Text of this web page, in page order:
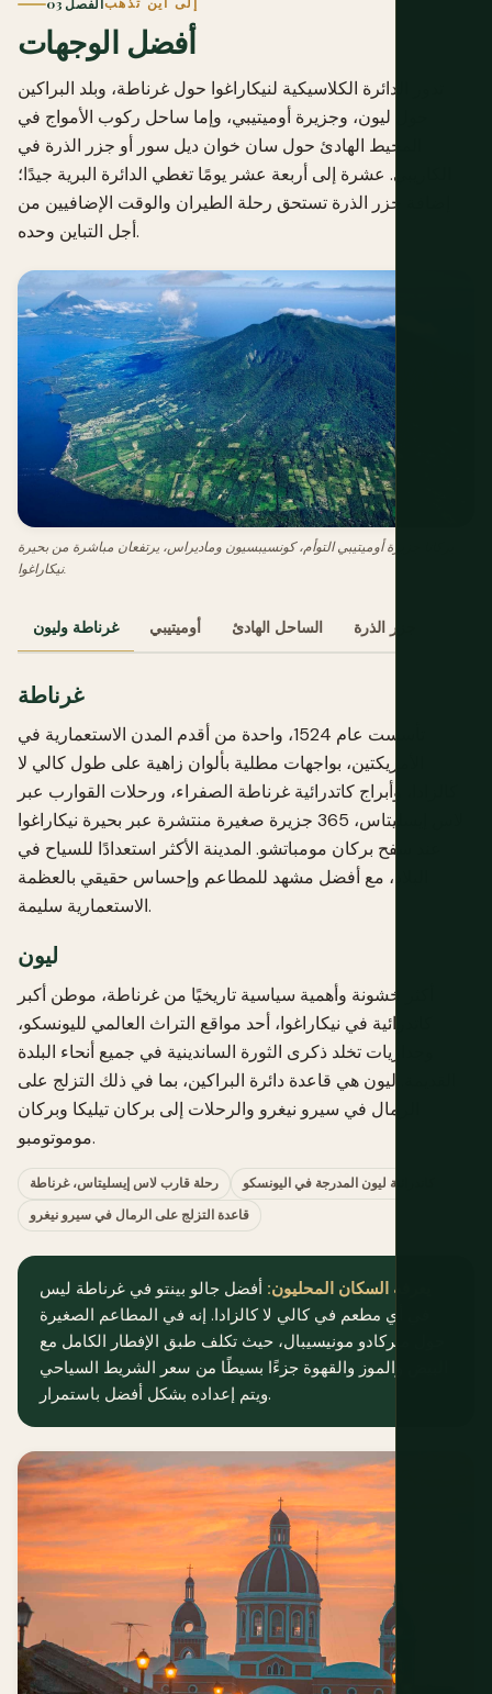
أفضل الوجهات
تدور الدائرة الكلاسيكية لنيكاراغوا حول غرناطة، وبلد البراكين
حول ليون، وجزيرة أوميتيبي، وإما ساحل ركوب الأمواج في
المحيط الهادئ حول سان خوان ديل سور أو جزر الذرة في
الكاريبي. عشرة إلى أربعة عشر يومًا تغطي الدائرة البرية جيدًا؛
إضافة جزر الذرة تستحق رحلة الطيران والوقت الإضافيين من
أجل التباين وحده.
بركانا جزيرة أوميتيبي التوأم، كونسيبسيون وماديراس، يرتفعان مباشرة من بحيرة
نيكاراغوا.
غرناطة وليون أوميتيبي الساحل الهادئ جزر الذرة
غرناطة
تأسست عام 1524، واحدة من أقدم المدن الاستعمارية في
الأمريكتين، بواجهات مطلية بألوان زاهية على طول كالي لا
كالزادا، وأبراج كاتدرائية غرناطة الصفراء، ورحلات القوارب عبر
لاس إيسليتاس، 365 جزيرة صغيرة منتشرة عبر بحيرة نيكاراغوا
عند سفح بركان مومباتشو. المدينة الأكثر استعدادًا للسياح في
البلاد، مع أفضل مشهد للمطاعم وإحساس حقيقي بالعظمة
الاستعمارية سليمة.
ليون
أكثر خشونة وأهمية سياسية تاريخيًا من غرناطة، موطن أكبر
كاتدرائية في نيكاراغوا، أحد مواقع التراث العالمي لليونسكو،
وجداريات تخلد ذكرى الثورة الساندينية في جميع أنحاء البلدة
القديمة. ليون هي قاعدة دائرة البراكين، بما في ذلك التزلج على
الرمال في سيرو نيغرو والرحلات إلى بركان تيليكا وبركان
موموتومبو.
رحلة قارب لاس إيسليتاس، غرناطة
كاتدرائية ليون المدرجة في اليونسكو
قاعدة التزلج على الرمال في سيرو نيغرو
يعرفه السكان المحليون: أفضل جالو بينتو في غرناطة ليس
في أي مطعم في كالي لا كالزادا. إنه في المطاعم الصغيرة
حول ميركادو مونيسيبال، حيث تكلف طبق الإفطار الكامل مع
البيض والموز والقهوة جزءًا بسيطًا من سعر الشريط السياحي
ويتم إعداده بشكل أفضل باستمرار.